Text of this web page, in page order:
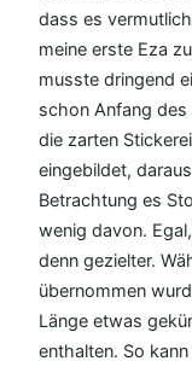
dass es
meine erste Eza
musste dringend
schon Anfang des
die zarten
eingebildet,
Betrachtung es
wenig davon.
denn gezielter.
übernommen
Länge etwas
enthalten. So